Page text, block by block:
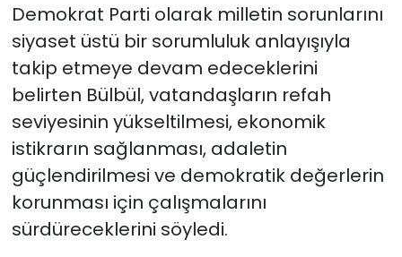
Demokrat Parti olarak milletin sorunlarını
siyaset üstü bir sorumluluk anlayışıyla
takip etmeye devam edeceklerini
belirten Bülbül, vatandaşların refah
seviyesinin yükseltilmesi, ekonomik
istikrarın sağlanması, adaletin
güçlendirilmesi ve demokratik değerlerin
korunması için çalışmalarını
sürdüreceklerini söyledi.